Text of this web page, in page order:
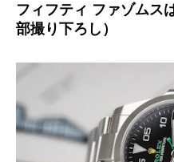
フィフティ ファゾムス
部撮り下ろし）